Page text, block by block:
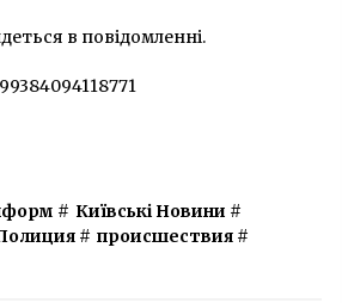
в повідомленні.
# Київські Новини #
# происшествия #